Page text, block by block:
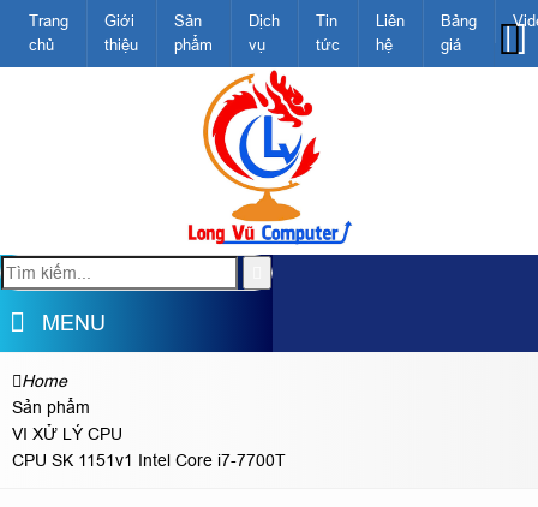
Trang
chủ
Giới
thiệu
Sản
phẩm
Dịch
vụ
Tin
tức
Liên
hệ
Bảng
giá
MENU
Home
Sản phẩm
VI XỬ LÝ CPU
CPU SK 1151v1 Intel Core i7-7700T